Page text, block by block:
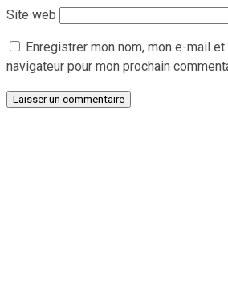
Site web
Enregistrer mon nom, mon e-mail
navigateur pour mon prochain